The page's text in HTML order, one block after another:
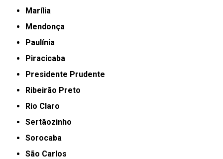
Marília
Mendonça
Paulínia
Piracicaba
Presidente Prudente
Ribeirão Preto
Rio Claro
Sertãozinho
Sorocaba
São Carlos